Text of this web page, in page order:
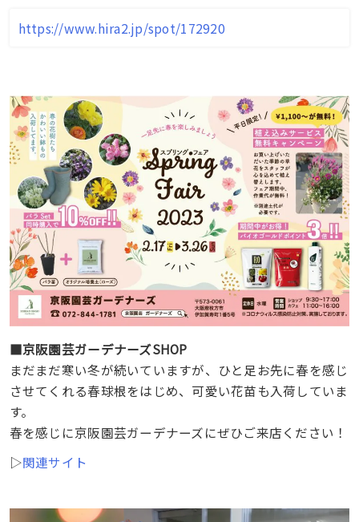
https://www.hira2.jp/spot/172920
■京阪園芸ガーデナーズSHOP
まだまだ寒い冬が続いていますが、ひと足お先に春を感じ
させてくれる春球根をはじめ、可愛い花苗も入荷していま
す。
春を感じに京阪園芸ガーデナーズにぜひご来店ください！
▷関連サイト